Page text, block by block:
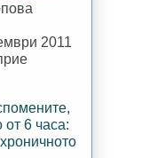
2011
6 часа: